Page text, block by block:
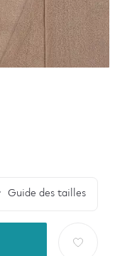
Guide des tailles